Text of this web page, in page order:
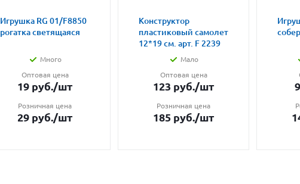
Игрушка RG 01/F8850
рогатка светящаяся
Много
Оптовая цена
19 руб./шт
Розничная цена
29 руб./шт
Конструктор
пластиковый самолет
12*19 см. арт. F 2239
Мало
Оптовая цена
123 руб./шт
Розничная цена
185 руб./шт